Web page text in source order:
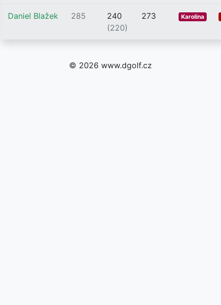
Daniel Blažek 285
240
(220)
273 Karolína
© 2026 www.dgolf.cz